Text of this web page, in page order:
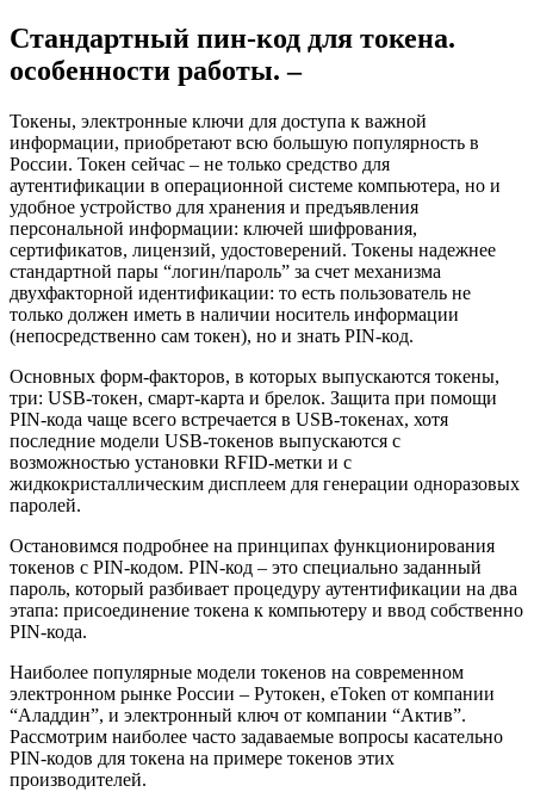
Стандартный пин-код для токена.
особенности работы. –
Токены, электронные ключи для доступа к важной
информации, приобретают всю большую популярность в
России. Токен сейчас – не только средство для
аутентификации в операционной системе компьютера, но и
удобное устройство для хранения и предъявления
персональной информации: ключей шифрования,
сертификатов, лицензий, удостоверений. Токены надежнее
стандартной пары “логин/пароль” за счет механизма
двухфакторной идентификации: то есть пользователь не
только должен иметь в наличии носитель информации
(непосредственно сам токен), но и знать PIN-код.
Основных форм-факторов, в которых выпускаются токены,
три: USB-токен, смарт-карта и брелок. Защита при помощи
PIN-кода чаще всего встречается в USB-токенах, хотя
последние модели USB-токенов выпускаются с
возможностью установки RFID-метки и с
жидкокристаллическим дисплеем для генерации одноразовых
паролей.
Остановимся подробнее на принципах функционирования
токенов с PIN-кодом. PIN-код – это специально заданный
пароль, который разбивает процедуру аутентификации на два
этапа: присоединение токена к компьютеру и ввод собственно
PIN-кода.
Наиболее популярные модели токенов на современном
электронном рынке России – Рутокен, eToken от компании
“Аладдин”, и электронный ключ от компании “Актив”.
Рассмотрим наиболее часто задаваемые вопросы касательно
PIN-кодов для токена на примере токенов этих
производителей.